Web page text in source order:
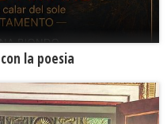
la poesia